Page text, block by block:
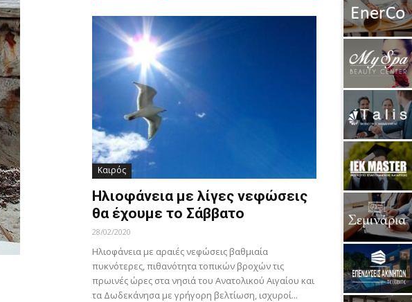
Καιρός
Ηλιοφάνεια με λίγες νεφώσεις
θα έχουμε το Σάββατο
28/02/2020
Ηλιοφάνεια με αραιές νεφώσεις βαθμιαία
πυκνότερες, πιθανότητα τοπικών βροχών τις
πρωινές ώρες στα νησιά του Ανατολικού Αιγαίου και
τα Δωδεκάνησα με γρήγορη βελτίωση, ισχυροί...